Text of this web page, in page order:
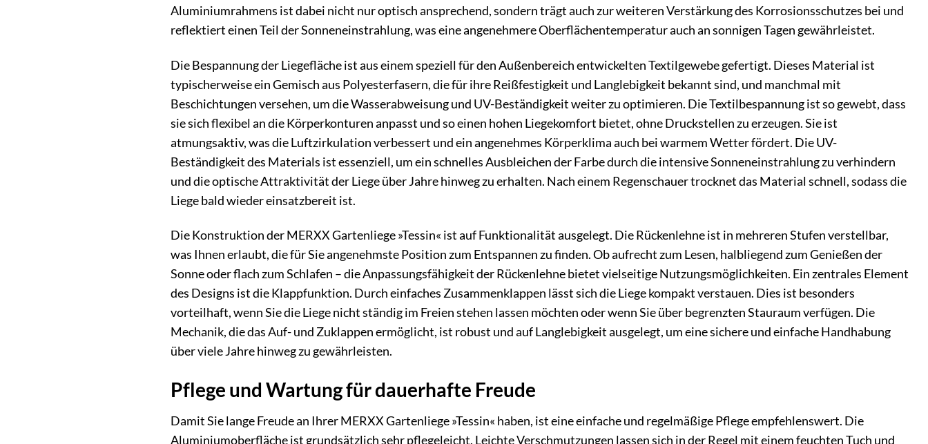
Aluminiumrahmens ist dabei nicht nur optisch ansprechend, sondern trägt auch zur weiteren Verstärkung des Korrosionsschutzes bei und
reflektiert einen Teil der Sonneneinstrahlung, was eine angenehmere Oberflächentemperatur auch an sonnigen Tagen gewährleistet.
Die Bespannung der Liegefläche ist aus einem speziell für den Außenbereich entwickelten Textilgewebe gefertigt. Dieses Material ist
typischerweise ein Gemisch aus Polyesterfasern, die für ihre Reißfestigkeit und Langlebigkeit bekannt sind, und manchmal mit
Beschichtungen versehen, um die Wasserabweisung und UV-Beständigkeit weiter zu optimieren. Die Textilbespannung ist so gewebt, dass
sie sich flexibel an die Körperkonturen anpasst und so einen hohen Liegekomfort bietet, ohne Druckstellen zu erzeugen. Sie ist
atmungsaktiv, was die Luftzirkulation verbessert und ein angenehmes Körperklima auch bei warmem Wetter fördert. Die UV-
Beständigkeit des Materials ist essenziell, um ein schnelles Ausbleichen der Farbe durch die intensive Sonneneinstrahlung zu verhindern
und die optische Attraktivität der Liege über Jahre hinweg zu erhalten. Nach einem Regenschauer trocknet das Material schnell, sodass die
Liege bald wieder einsatzbereit ist.
Die Konstruktion der MERXX Gartenliege »Tessin« ist auf Funktionalität ausgelegt. Die Rückenlehne ist in mehreren Stufen verstellbar,
was Ihnen erlaubt, die für Sie angenehmste Position zum Entspannen zu finden. Ob aufrecht zum Lesen, halbliegend zum Genießen der
Sonne oder flach zum Schlafen – die Anpassungsfähigkeit der Rückenlehne bietet vielseitige Nutzungsmöglichkeiten. Ein zentrales Element
des Designs ist die Klappfunktion. Durch einfaches Zusammenklappen lässt sich die Liege kompakt verstauen. Dies ist besonders
vorteilhaft, wenn Sie die Liege nicht ständig im Freien stehen lassen möchten oder wenn Sie über begrenzten Stauraum verfügen. Die
Mechanik, die das Auf- und Zuklappen ermöglicht, ist robust und auf Langlebigkeit ausgelegt, um eine sichere und einfache Handhabung
über viele Jahre hinweg zu gewährleisten.
Pflege und Wartung für dauerhafte Freude
Damit Sie lange Freude an Ihrer MERXX Gartenliege »Tessin« haben, ist eine einfache und regelmäßige Pflege empfehlenswert. Die
Aluminiumoberfläche ist grundsätzlich sehr pflegeleicht. Leichte Verschmutzungen lassen sich in der Regel mit einem feuchten Tuch und